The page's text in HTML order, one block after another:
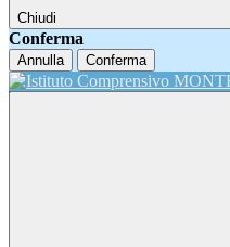
Chiudi
Conferma
Annulla Conferma